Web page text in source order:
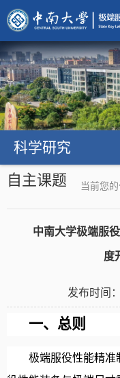
科学研究
自主课题 当前您
中南大学极端服
度
发布时间
一、总则
极端服役性能精准